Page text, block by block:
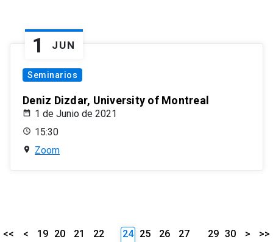
1 JUN
Seminarios
Deniz Dizdar, University of Montreal
1 de Junio de 2021
15:30
Zoom
<< < 19 20 21
22
24 25 26
27
29 30 > >>